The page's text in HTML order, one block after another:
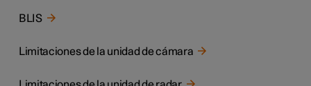
BLIS
Limitaciones de la unidad de cámara